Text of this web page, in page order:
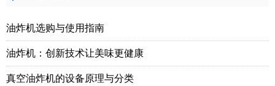
油炸机选购与使用指南
油炸机：创新技术让美味更健康
真空油炸机的设备原理与分类